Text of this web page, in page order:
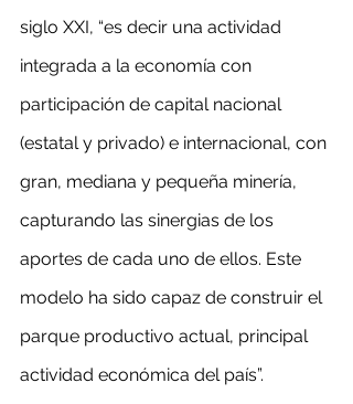
siglo XXI, “es decir una actividad
integrada a la economía con
participación de capital nacional
(estatal y privado) e internacional, con
gran, mediana y pequeña minería,
capturando las sinergias de los
aportes de cada uno de ellos. Este
modelo ha sido capaz de construir el
parque productivo actual, principal
actividad económica del país”.